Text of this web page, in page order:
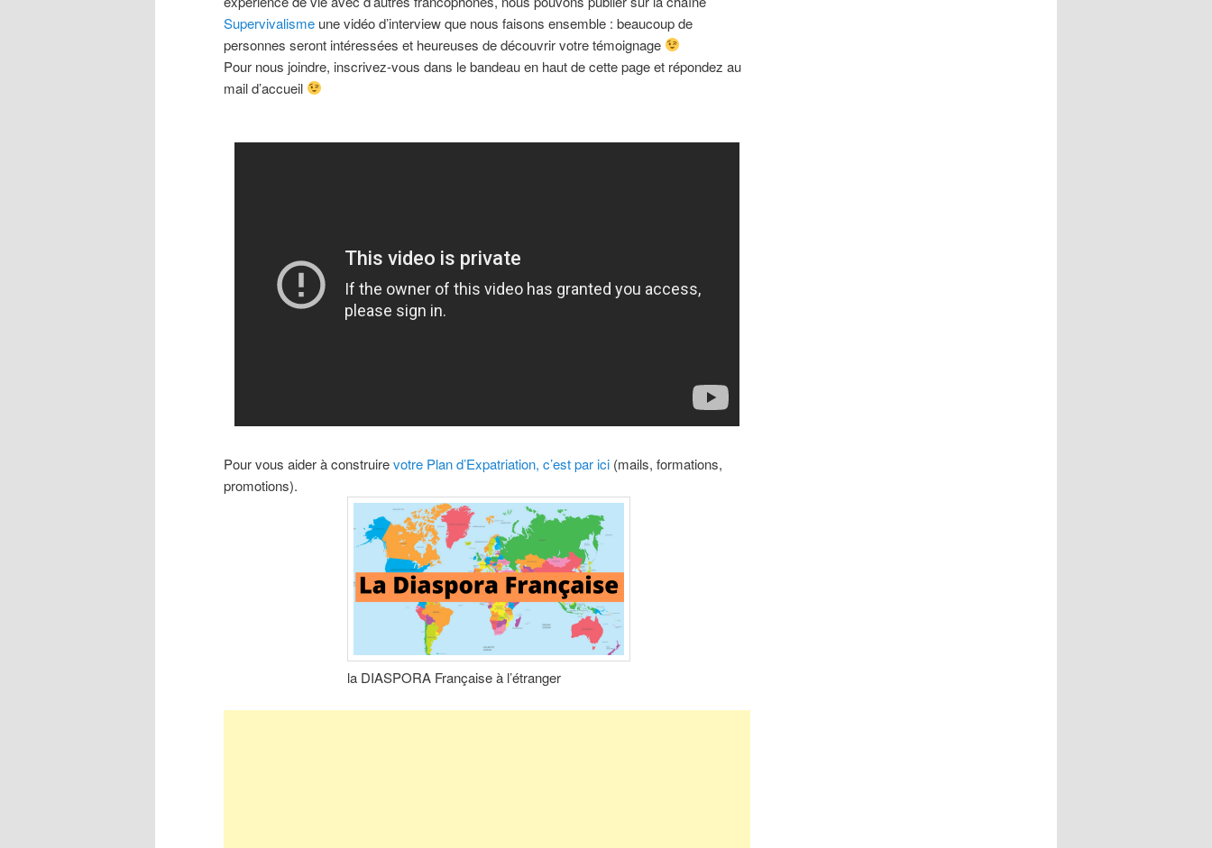
Supervivalisme une vidéo d’interview que nous faisons ensemble : beaucoup de
personnes seront intéressées et heureuses de découvrir votre témoignage
Pour nous joindre, inscrivez-vous dans le bandeau en haut de cette page et répondez au
mail d’accueil
Pour vous aider à construirevotre Plan d’Expatriation, c’est par ici (mails, formations,
promotions).
la DIASPORA Française à l’étranger